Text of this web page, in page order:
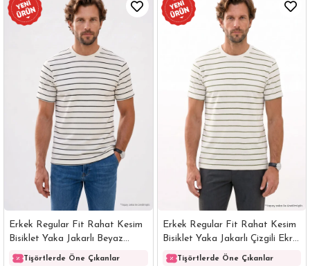
Erkek Regular Fit Rahat Kesim
Bisiklet Yaka Jakarlı Beyaz
Üzeri Siyah Çizgili Tişört
Tişörtlerde Öne Çıkanlar
Erkek Regular Fit Rahat Kesim
Bisiklet Yaka Jakarlı Çizgili Ekru
Tişört
Tişörtlerde Öne Çıkanlar